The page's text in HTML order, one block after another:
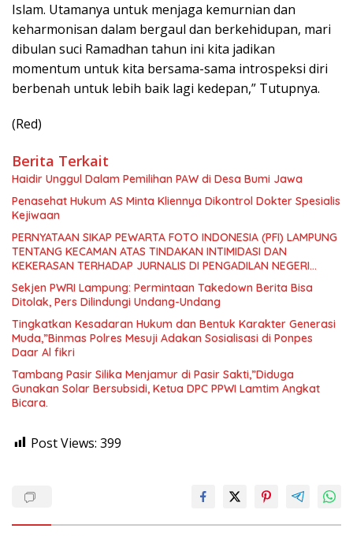
Islam. Utamanya untuk menjaga kemurnian dan
keharmonisan dalam bergaul dan berkehidupan, mari
dibulan suci Ramadhan tahun ini kita jadikan
momentum untuk kita bersama-sama introspeksi diri
berbenah untuk lebih baik lagi kedepan,” Tutupnya.
(Red)
Berita Terkait
Haidir Unggul Dalam Pemilihan PAW di Desa Bumi Jawa
Penasehat Hukum AS Minta Kliennya Dikontrol Dokter Spesialis
Kejiwaan
PERNYATAAN SIKAP PEWARTA FOTO INDONESIA (PFI) LAMPUNG
TENTANG KECAMAN ATAS TINDAKAN INTIMIDASI DAN
KEKERASAN TERHADAP JURNALIS DI PENGADILAN NEGERI
Sekjen PWRI Lampung: Permintaan Takedown Berita Bisa
Ditolak, Pers Dilindungi Undang-Undang
Tingkatkan Kesadaran Hukum dan Bentuk Karakter Generasi
Muda,”Binmas Polres Mesuji Adakan Sosialisasi di Ponpes
Daar Al fikri
Tambang Pasir Silika Menjamur di Pasir Sakti,”Diduga
Gunakan Solar Bersubsidi, Ketua DPC PPWI Lamtim Angkat
Bicara.
Post Views: 399